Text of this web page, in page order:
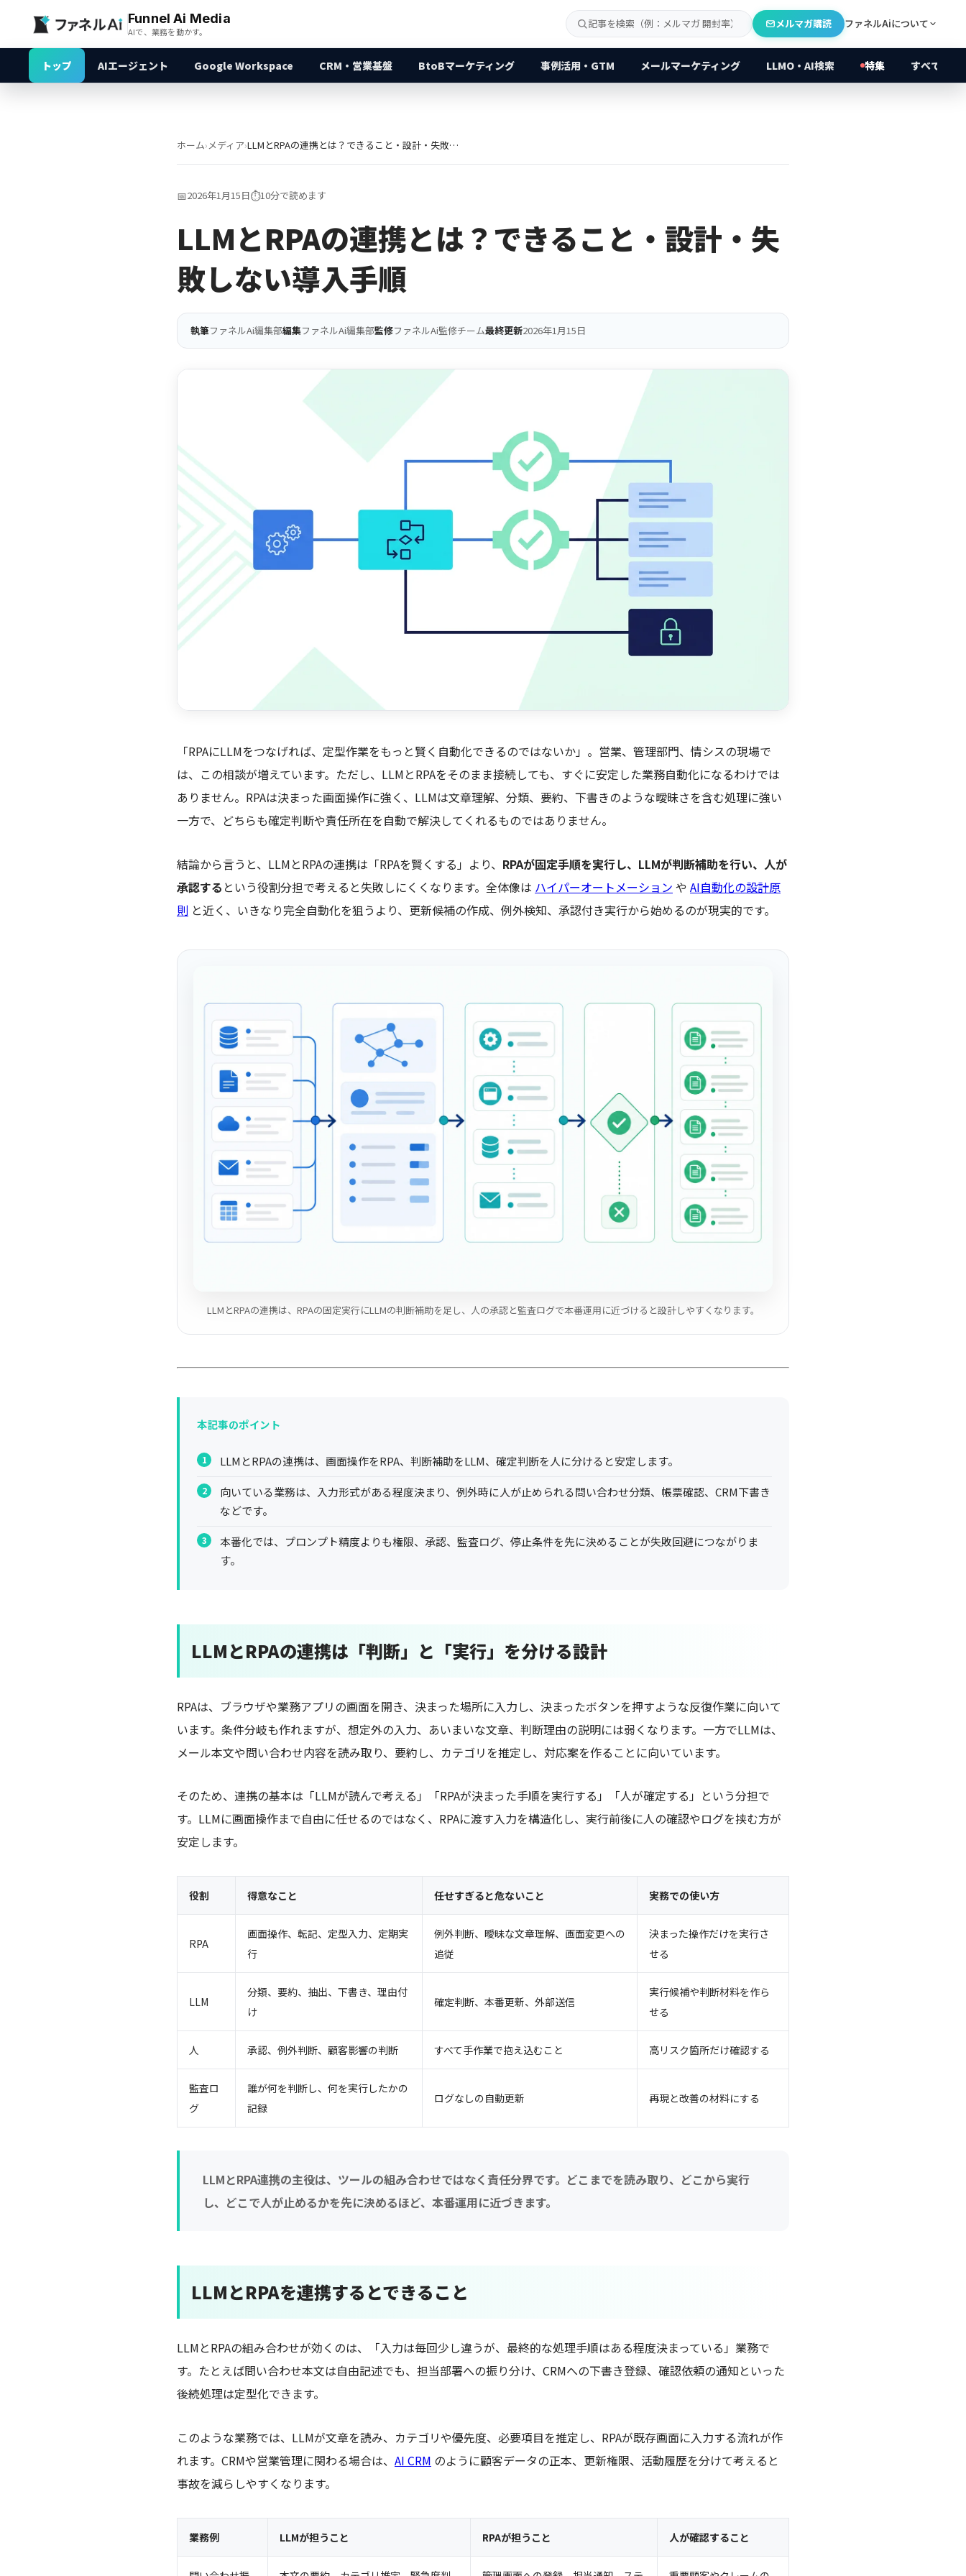
Funnel Ai Media
AIで、業務を動かす。
メルマガ購読 ファネルAiについて
トップ AIエージェント Google Workspace CRM・営業基盤 BtoBマーケティング 事例活用・GTM メールマーケティング LLMO・AI検索 特集 すべてのカ
ホーム›メディア› LLMとRPAの連携とは？できること・設計・失敗しない導入手順
📅2026年1月15日⏱️10分で読めます
LLMとRPAの連携とは？できること・設計・失
敗しない導入手順
執筆ファネルAi編集部編集ファネルAi編集部監修ファネルAi監修チーム最終更新2026年1月15日
「RPAにLLMをつなげれば、定型作業をもっと賢く自動化できるのではないか」。営業、管理部門、情シスの現場で
は、この相談が増えています。ただし、LLMとRPAをそのまま接続しても、すぐに安定した業務自動化になるわけでは
ありません。RPAは決まった画面操作に強く、LLMは文章理解、分類、要約、下書きのような曖昧さを含む処理に強い
一方で、どちらも確定判断や責任所在を自動で解決してくれるものではありません。
結論から言うと、LLMとRPAの連携は「RPAを賢くする」より、 RPAが固定手順を実行し、LLMが判断補助を行い、人が
承認する という役割分担で考えると失敗しにくくなります。全体像は ハイパーオートメーション や AI自動化の設計原
則 と近く、いきなり完全自動化を狙うより、更新候補の作成、例外検知、承認付き実行から始めるのが現実的です。
LLMとRPAの連携は、RPAの固定実行にLLMの判断補助を足し、人の承認と監査ログで本番運用に近づけると設計しやすくなります。
本記事のポイント
LLMとRPAの連携は、画面操作をRPA、判断補助をLLM、確定判断を人に分けると安定します。
向いている業務は、入力形式がある程度決まり、例外時に人が止められる問い合わせ分類、帳票確認、CRM下書き
などです。
本番化では、プロンプト精度よりも権限、承認、監査ログ、停止条件を先に決めることが失敗回避につながりま
す。
LLMとRPAの連携は「判断」と「実行」を分ける設計
RPAは、ブラウザや業務アプリの画面を開き、決まった場所に入力し、決まったボタンを押すような反復作業に向いて
います。条件分岐も作れますが、想定外の入力、あいまいな文章、判断理由の説明には弱くなります。一方でLLMは、
メール本文や問い合わせ内容を読み取り、要約し、カテゴリを推定し、対応案を作ることに向いています。
そのため、連携の基本は「LLMが読んで考える」「RPAが決まった手順を実行する」「人が確定する」という分担で
す。LLMに画面操作まで自由に任せるのではなく、RPAに渡す入力を構造化し、実行前後に人の確認やログを挟む方が
安定します。
役割 得意なこと 任せすぎると危ないこと 実務での使い方
RPA
画面操作、転記、定型入力、定期実
行
例外判断、曖昧な文章理解、画面変更への
追従
決まった操作だけを実行さ
せる
LLM
分類、要約、抽出、下書き、理由付
け
確定判断、本番更新、外部送信
実行候補や判断材料を作ら
せる
人 承認、例外判断、顧客影響の判断 すべて手作業で抱え込むこと 高リスク箇所だけ確認する
監査ロ
グ
誰が何を判断し、何を実行したかの
記録
ログなしの自動更新 再現と改善の材料にする
LLMとRPA連携の主役は、ツールの組み合わせではなく責任分界です。どこまでを読み取り、どこから実行
し、どこで人が止めるかを先に決めるほど、本番運用に近づきます。
LLMとRPAを連携するとできること
LLMとRPAの組み合わせが効くのは、「入力は毎回少し違うが、最終的な処理手順はある程度決まっている」業務で
す。たとえば問い合わせ本文は自由記述でも、担当部署への振り分け、CRMへの下書き登録、確認依頼の通知といった
後続処理は定型化できます。
このような業務では、LLMが文章を読み、カテゴリや優先度、必要項目を推定し、RPAが既存画面に入力する流れが作
れます。CRMや営業管理に関わる場合は、 AI CRM のように顧客データの正本、更新権限、活動履歴を分けて考えると
事故を減らしやすくなります。
業務例 LLMが担うこと RPAが担うこと 人が確認すること